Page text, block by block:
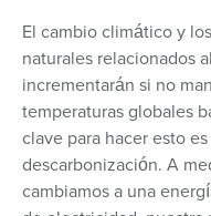
El cambio climático y
naturales relacionados
incrementarán si no
temperaturas globales
clave para hacer esto
descarbonización. A
cambiamos a una